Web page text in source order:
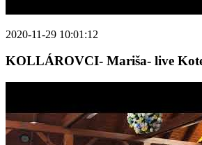
2020-11-29 10:01:12
KOLLÁROVCI- Mariša- live